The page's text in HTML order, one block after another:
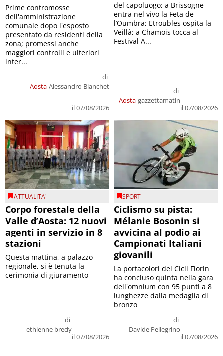
Aosta
di
Alessandro Bianchet
il 07/08/2026
Prime contromosse
dell'amministrazione
comunale dopo l'esposto
presentato da residenti della
zona; promessi anche
maggiori controlli e ulteriori
inter...
Aosta
di
gazzettamatin
il 07/08/2026
del capoluogo; a Brissogne
entra nel vivo la Feta de
l’Oumbra; Etroubles ospita la
Veillà; a Chamois tocca al
Festival A...
ATTUALITA'
Corpo forestale della
Valle d’Aosta: 12 nuovi
agenti in servizio in 8
stazioni
di
ethienne bredy
il 07/08/2026
Questa mattina, a palazzo
regionale, si è tenuta la
cerimonia di giuramento
SPORT
Ciclismo su pista:
Mélanie Bosonin si
avvicina al podio ai
Campionati Italiani
giovanili
di
Davide Pellegrino
il 07/08/2026
La portacolori del Cicli Fiorin
ha concluso quinta nella gara
dell'omnium con 95 punti a 8
lunghezze dalla medaglia di
bronzo